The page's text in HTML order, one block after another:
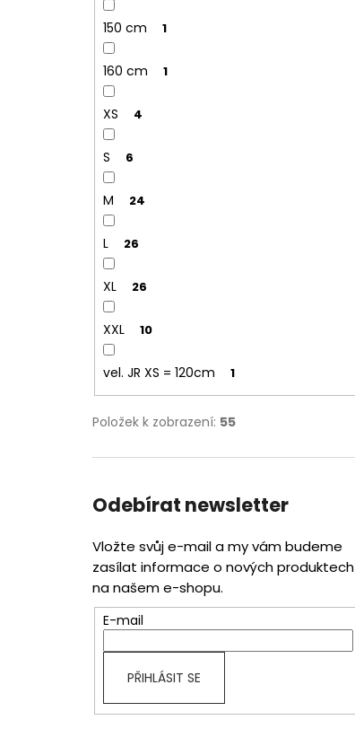
150 cm 1
160 cm 1
XS 4
S 6
M 24
L 26
XL 26
XXL 10
vel. JR XS = 120cm 1
Položek k zobrazení: 55
Odebírat newsletter
Vložte svůj e-mail a my vám budeme
zasílat informace o nových produktech
na našem e-shopu.
E-mail
PŘIHLÁSIT SE